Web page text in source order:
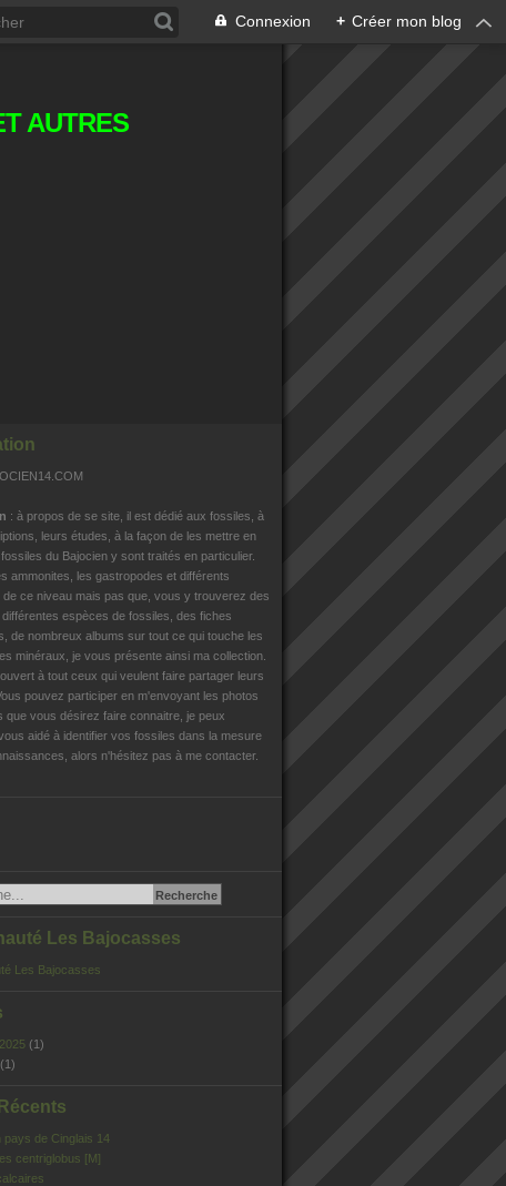
Connexion + Créer mon blog
AUTRES
: à propos de se site, il est dédié aux fossiles, à
leurs études, à la façon de les mettre en
du Bajocien y sont traités en particulier.
ammonites, les gastropodes et différents
de ce niveau mais pas que, vous y trouverez des
espèces de fossiles, des fiches
de nombreux albums sur tout ce qui touche les
minéraux, je vous présente ainsi ma collection.
à tout ceux qui veulent faire partager leurs
pouvez participer en m'envoyant les photos
que vous désirez faire connaitre, je peux
aidé à identifier vos fossiles dans la mesure
alors n'hésitez pas à me contacter.
Les Bajocasses
Les Bajocasses
(1)
(1)
pays de Cinglais 14
centriglobus [M]